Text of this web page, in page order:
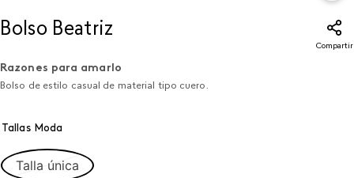
Bolso Beatriz
Compartir
Razones para amarlo
Bolso de estilo casual de material tipo cuero.
Tallas Moda
Talla única